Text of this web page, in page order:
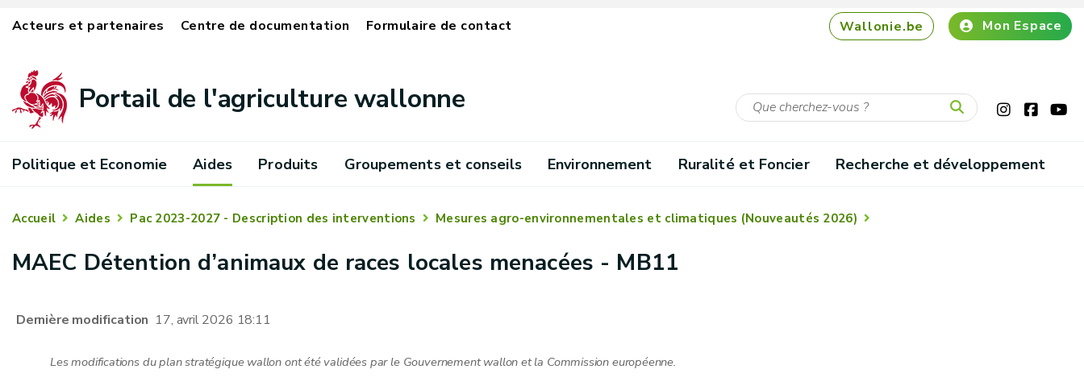
Acteurs et partenaires Centre de documentation Formulaire de contact Wallonie.be Mon Espace
Portail de l'agriculture wallonne
Politique et Economie Aides Produits Groupements et conseils Environnement Ruralité et Foncier Recherche et développement
Accueil Aides Pac 2023-2027 - Description des interventions Mesures agro-environnementales et climatiques (Nouveautés 2026)
MAEC Détention d’animaux de races locales menacées - MB11
Dernière modification 17, avril 2026 18:11
Les modifications du plan stratégique wallon ont été validées par le Gouvernement wallon et la Commission européenne.